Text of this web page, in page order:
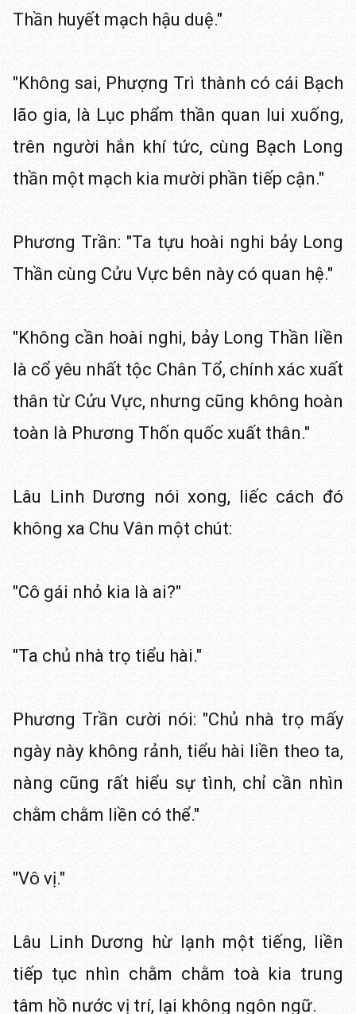
Thần huyết mạch hậu duệ."
"Không sai, Phượng Trì thành có cái Bạch
lão gia, là Lục phẩm thần quan lui xuống,
trên người hắn khí tức, cùng Bạch Long
thần một mạch kia mười phần tiếp cận."
Phương Trần: "Ta tựu hoài nghi bảy Long
Thần cùng Cửu Vực bên này có quan hệ."
"Không cần hoài nghi, bảy Long Thần liền
là cổ yêu nhất tộc Chân Tổ, chính xác xuất
thân từ Cửu Vực, nhưng cũng không hoàn
toàn là Phương Thốn quốc xuất thân."
Lâu Linh Dương nói xong, liếc cách đó
không xa Chu Vân một chút:
"Cô gái nhỏ kia là ai?"
"Ta chủ nhà trọ tiểu hài."
Phương Trần cười nói: "Chủ nhà trọ mấy
ngày này không rảnh, tiểu hài liền theo ta,
nàng cũng rất hiểu sự tình, chỉ cần nhìn
chằm chằm liền có thể."
"Vô vị."
Lâu Linh Dương hừ lạnh một tiếng, liền
tiếp tục nhìn chằm chằm toà kia trung
tâm hồ nước vị trí, lại không ngôn ngữ.